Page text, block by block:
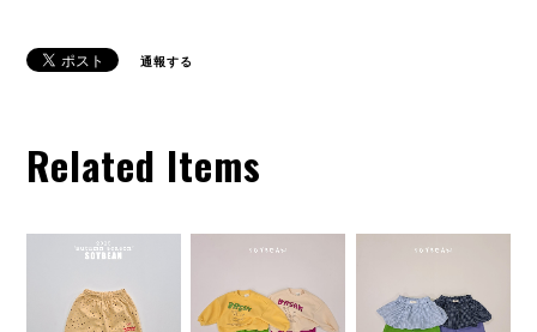
通報する
Related Items